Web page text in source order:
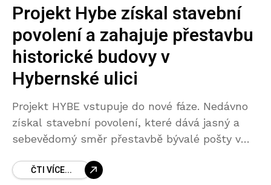
Projekt Hybe získal stavební
povolení a zahajuje přestavbu
historické budovy v
Hybernské ulici
Projekt HYBE vstupuje do nové fáze. Nedávno
získal stavební povolení, které dává jasný a
sebevědomý směr přestavbě bývalé pošty v
srdci Prahy, v centru
ČTI VÍCE...